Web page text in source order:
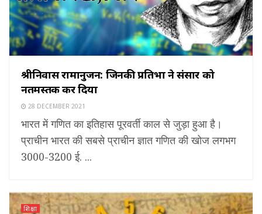
श्रीनिवास रामानुजन: जिनकी प्रतिभा ने संसार को
नतमस्तक कर दिया
28 DECEMBER 2021
भारत में गणित का इतिहास पूरवर्ती काल से जुड़ा हुआ है।
प्राचीन भारत की सबसे प्राचीन ज्ञात गणित की खोज लगभग
3000-3200 ई. ...
शिक्षा